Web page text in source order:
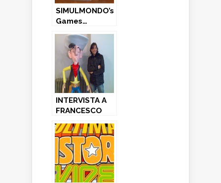
SIMULMONDO’s
Games…
INTERVISTA A
FRANCESCO
vita per il
Simulmondo…